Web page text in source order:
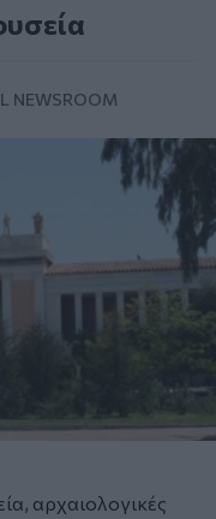
NEWSROOM
αρχαιολογικές